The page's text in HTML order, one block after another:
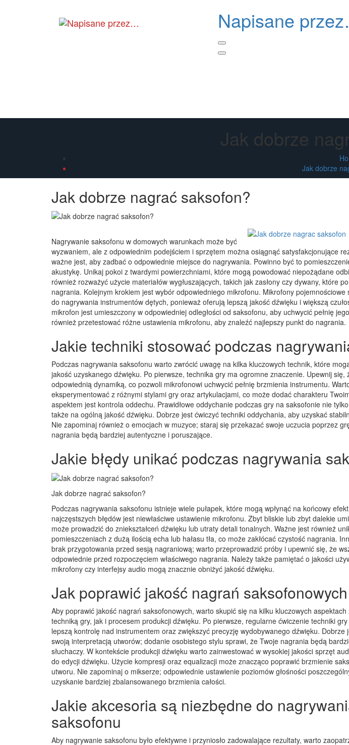
Napisane
Primary
Jak dobrze
Jak dobrze
Jak dobrze nagrać saksofon?
Nagrywanie saksofonu w domowych warunkach może być
wyzwaniem, ale z odpowiednim podejściem i sprzętem można osiągnąć satysfakcjonujące
ważne jest, aby zadbać o odpowiednie miejsce do nagrywania. Powinno być to
akustykę. Unikaj pokoi z twardymi powierzchniami, które mogą powodować niepożądane
również rozważyć użycie materiałów wygłuszających, takich jak zasłony czy dywany, które
nagrania. Kolejnym krokiem jest wybór odpowiedniego mikrofonu. Mikrofony
do nagrywania instrumentów dętych, ponieważ oferują lepszą jakość dźwięku i większą
mikrofon jest umieszczony w odpowiedniej odległości od saksofonu, aby uchwycić pełnię
również przetestować różne ustawienia mikrofonu, aby znaleźć najlepszy punkt do nagrania.
Jakie techniki stosować podczas
Podczas nagrywania saksofonu warto zwrócić uwagę na kilka kluczowych technik, które
jakość uzyskanego dźwięku. Po pierwsze, technika gry ma ogromne znaczenie. Upewnij się,
odpowiednią dynamiką, co pozwoli mikrofonowi uchwycić pełnię brzmienia instrumentu.
eksperymentować z różnymi stylami gry oraz artykulacjami, co może dodać charakteru
aspektem jest kontrola oddechu. Prawidłowe oddychanie podczas gry na saksofonie nie
także na ogólną jakość dźwięku. Dobrze jest ćwiczyć techniki oddychania, aby uzyskać
Nie zapominaj również o emocjach w muzyce; staraj się przekazać swoje uczucia poprzez
nagrania będą bardziej autentyczne i poruszające.
Jakie błędy unikać podczas nagrywania
Jak dobrze nagrać saksofon?
Podczas nagrywania saksofonu istnieje wiele pułapek, które mogą wpłynąć na końcowy
najczęstszych błędów jest niewłaściwe ustawienie mikrofonu. Zbyt bliskie lub zbyt dalekie
może prowadzić do zniekształceń dźwięku lub utraty detali tonalnych. Ważne jest również
pomieszczeniach z dużą ilością echa lub hałasu tła, co może zakłócać czystość nagrania.
brak przygotowania przed sesją nagraniową; warto przeprowadzić próby i upewnić się, że
odpowiednie przed rozpoczęciem właściwego nagrania. Należy także pamiętać o jakości
mikrofony czy interfejsy audio mogą znacznie obniżyć jakość dźwięku.
Jak poprawić jakość nagrań saksofonowych
Aby poprawić jakość nagrań saksofonowych, warto skupić się na kilku kluczowych
techniką gry, jak i procesem produkcji dźwięku. Po pierwsze, regularne ćwiczenie techniki
lepszą kontrolę nad instrumentem oraz zwiększyć precyzję wydobywanego dźwięku. Dobrze
swoją interpretacją utworów; dodanie osobistego stylu sprawi, że Twoje nagrania będą
słuchaczy. W kontekście produkcji dźwięku warto zainwestować w wysokiej jakości sprzęt
do edycji dźwięku. Użycie kompresji oraz equalizacji może znacząco poprawić brzmienie
utworu. Nie zapominaj o mikserze; odpowiednie ustawienie poziomów głośności
uzyskanie bardziej zbalansowanego brzmienia całości.
Jakie akcesoria są niezbędne do
saksofonu
Aby nagrywanie saksofonu było efektywne i przyniosło zadowalające rezultaty, warto